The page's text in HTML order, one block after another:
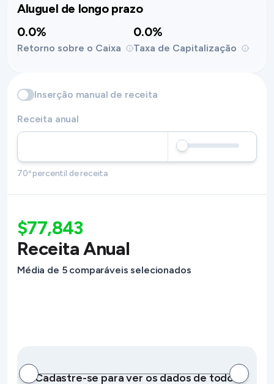
Aluguel de longo prazo
0.0%
Retorno sobre o Caixa
0.0%
Taxa de Capitalização
Inserção manual de receita
Receita anual
70º percentil de receita
$77,843
Receita Anual
Média de 5 comparáveis selecionados
Cadastre-se para ver os dados de todos